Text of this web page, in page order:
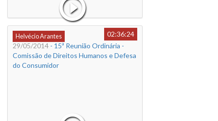
Helvécio Arantes
02:36:24
29/05/2014 - 15ª Reunião Ordinária -
Comissão de Direitos Humanos e Defesa
do Consumidor